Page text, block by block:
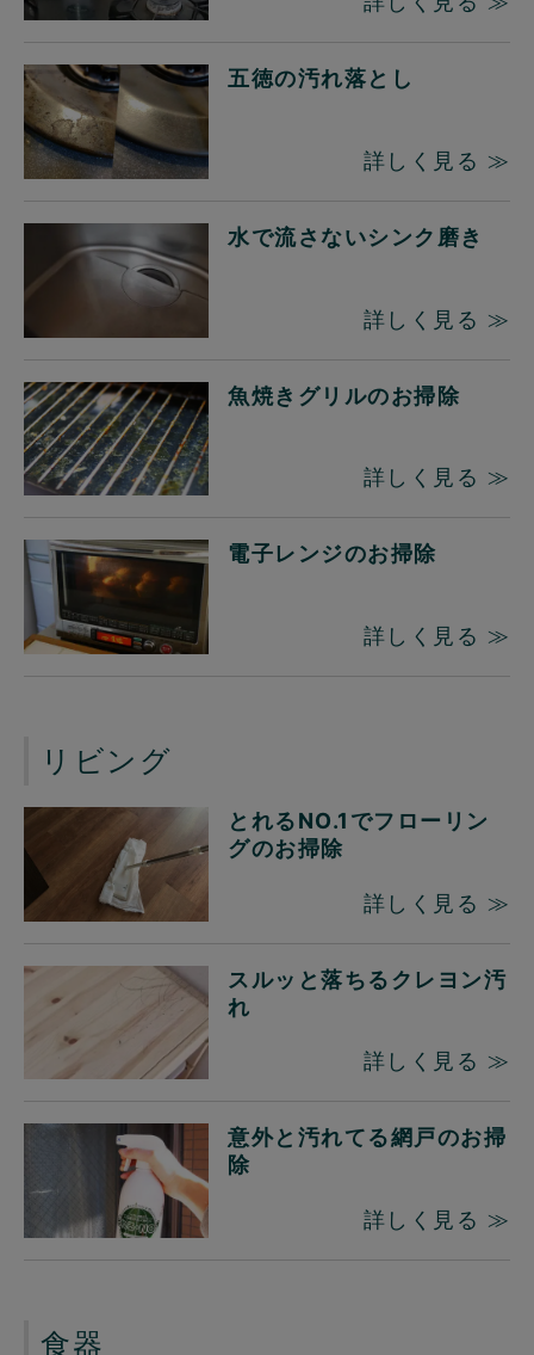
五徳の汚れ落とし
詳しく見る ≫
水で流さないシンク磨き
詳しく見る ≫
魚焼きグリルのお掃除
詳しく見る ≫
電子レンジのお掃除
詳しく見る ≫
リビング
とれるNO.1でフローリン
グのお掃除
詳しく見る ≫
スルッと落ちるクレヨン汚
れ
詳しく見る ≫
意外と汚れてる網戸のお掃
除
詳しく見る ≫
食器